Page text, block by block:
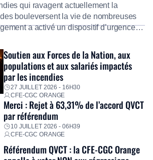
qui ravagent actuellement la
bouleversent la vie de nombreuses
a activé un dispositif d’urgence
d’utilité sociale, le Groupe mobilise
équipes afin de proposer un diagnostic
financières pour faire face aux
[…]
Soutien aux Forces de la Nation, aux
populations et aux salariés impactés
par les incendies
27 JUILLET 2026 - 16H30
CFE-CGC ORANGE
Merci : Rejet à 63,31% de l’accord QVCT
par référendum
10 JUILLET 2026 - 06H39
CFE-CGC ORANGE
Référendum QVCT : la CFE-CGC Orange